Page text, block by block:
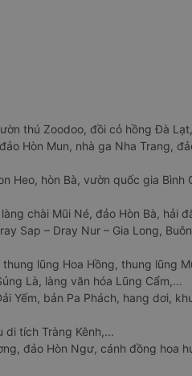
thú Zoodoo, đồi cỏ hồng Đà
Hòn Mun, nhà ga Nha Trang,
Heo, hòn Bà, vườn quốc gia Bình
chài Mũi Né, đảo Hòn Bà, hải
Sap – Dray Nur – Gia Long,
lũng Hoa Hồng, thung lũng
Là, làng văn hóa Lũng Cẩm,...
Yếm, bản Pa Phách, hang dơi,
di tích Tràng Kênh,...
đảo Hòn Ngư, cánh đồng hoa